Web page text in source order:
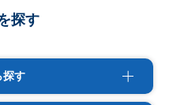
探す
探す